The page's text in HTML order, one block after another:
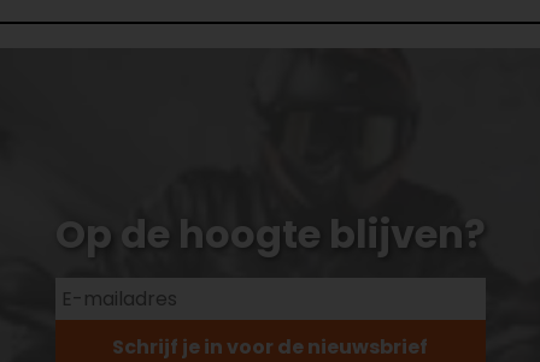
Op de hoogte blijven?
Schrijf je in voor de nieuwsbrief